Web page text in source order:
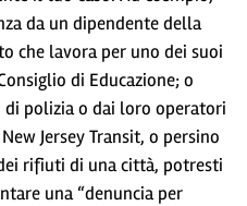
da un dipendente della
che lavora per uno dei suoi
di Educazione; o
polizia o dai loro operatori
Jersey Transit, o persino
rifiuti di una città, potresti
una “denuncia per